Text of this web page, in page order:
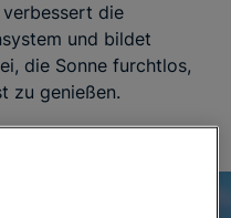
die
und bildet
die Sonne furchtlos,
zu genießen.